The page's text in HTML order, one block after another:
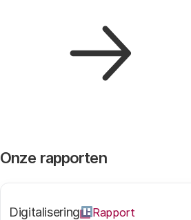
Onze rapporten
Digitalisering Rapport